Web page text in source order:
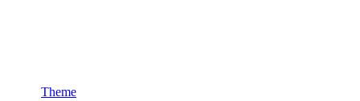
Theme